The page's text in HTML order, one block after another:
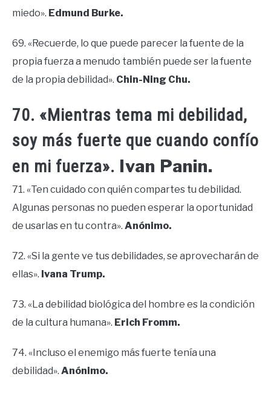
miedo». Edmund Burke.
69. «Recuerde, lo que puede parecer la fuente de la
propia fuerza a menudo también puede ser la fuente
de la propia debilidad». Chin-Ning Chu.
70. «Mientras tema mi debilidad,
soy más fuerte que cuando confío
en mi fuerza». Ivan Panin.
71. «Ten cuidado con quién compartes tu debilidad.
Algunas personas no pueden esperar la oportunidad
de usarlas en tu contra». Anónimo.
72. «Si la gente ve tus debilidades, se aprovecharán de
ellas». Ivana Trump.
73. «La debilidad biológica del hombre es la condición
de la cultura humana». Erich Fromm.
74. «Incluso el enemigo más fuerte tenía una
debilidad». Anónimo.